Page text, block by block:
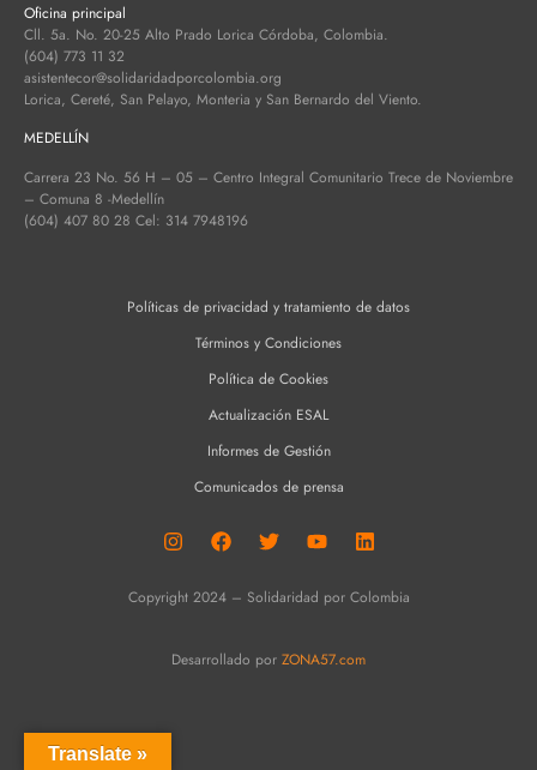
Oficina principal
Cll. 5a. No. 20-25 Alto Prado Lorica Córdoba, Colombia.
(604) 773 11 32
asistentecor@solidaridadporcolombia.org
Lorica, Cereté, San Pelayo, Monteria y San Bernardo del Viento.
MEDELLÍN
Carrera 23 No. 56 H – 05 – Centro Integral Comunitario Trece de Noviembre
– Comuna 8 -Medellín
(604) 407 80 28 Cel: 314 7948196
Políticas de privacidad y tratamiento de datos
Términos y Condiciones
Política de Cookies
Actualización ESAL
Informes de Gestión
Comunicados de prensa
Copyright 2024 – Solidaridad por Colombia
Desarrollado por ZONA57.com
Translate »